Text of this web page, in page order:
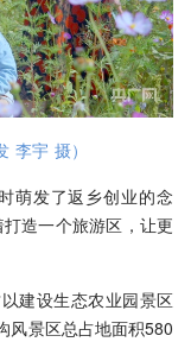
李宇 摄）
萌发了返乡创业的念
造一个旅游区，让更
建设生态农业园景区
风景区总占地面积580